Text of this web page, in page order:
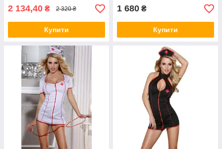
2 134,40 ₴ 2 320 ₴
Купити
1 680 ₴
Купити